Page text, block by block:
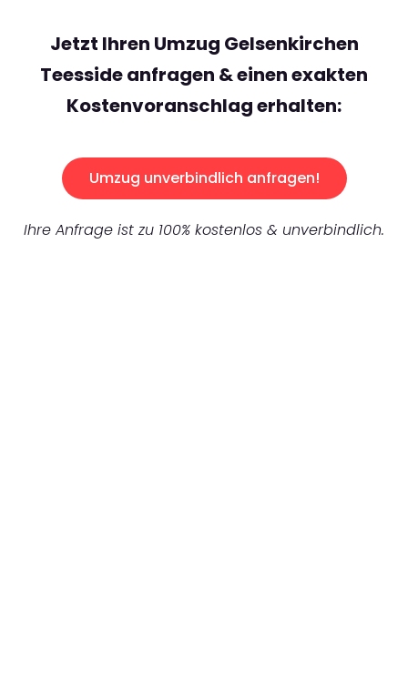
Jetzt Ihren Umzug Gelsenkirchen
Teesside anfragen & einen exakten
Kostenvoranschlag erhalten:
Umzug unverbindlich anfragen!
Ihre Anfrage ist zu 100% kostenlos & unverbindlich.